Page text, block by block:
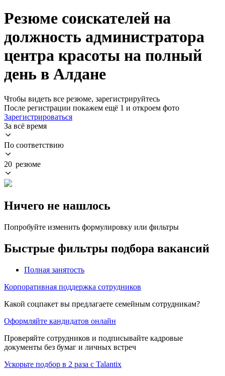
Резюме соискателей на
должность администратора
центра красоты на полный
день в Алдане
Чтобы видеть все резюме, зарегистрируйтесь
После регистрации покажем ещё 1 и откроем фото
Зарегистрироваться
За всё время
По соответствию
20 резюме
Ничего не нашлось
Попробуйте изменить формулировку или фильтры
Быстрые фильтры подбора вакансий
Полная занятость
Корпоративная поддержка сотрудников
Какой соцпакет вы предлагаете семейным сотрудникам?
Оформляйте кандидатов онлайн
Проверяйте сотрудников и подписывайте кадровые
документы без бумаг и личных встреч
Ускорьте подбор в 2 раза с Talantix